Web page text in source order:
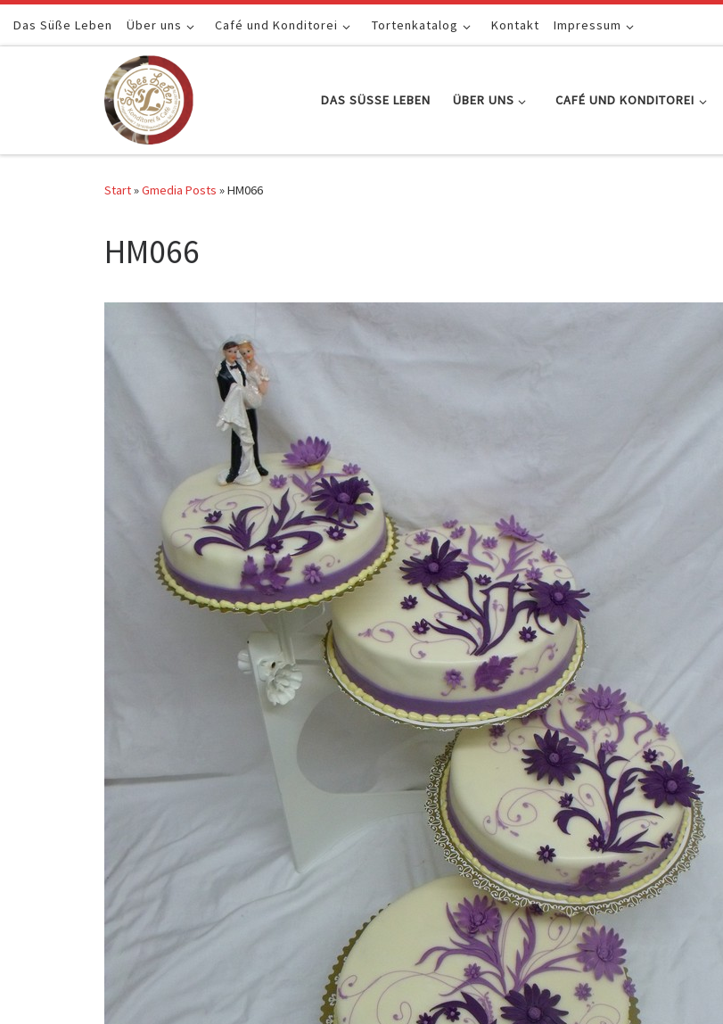
Zum Inhalt springen
Das Süße Leben Über uns Café und Konditorei Tortenkatalog Kontakt Impressum
DAS SÜSSE LEBEN ÜBER UNS CAFÉ UND KONDITOREI
Start»Gmedia Posts »HM066
HM066